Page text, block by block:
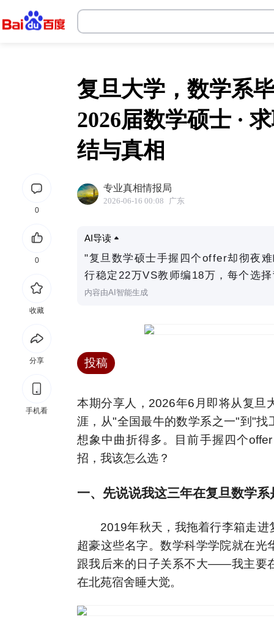
复旦大学，数学系
2026届数学硕士 ·
结与真相
专业真相情报局
2026-06-16 00:08 广东
AI导读
"复旦数学硕士手握四个offer却彻夜
行稳定22万VS教师编18万，每个选
内容由AI智能生成
投稿
本期分享人，2026年6月即将从复旦
涯，从"全国最牛的数学系之一"到"
想象中曲折得多。目前手握四个
招，我该怎么选？
一、先说说我这三年在复旦数学
2019年秋天，我拖着行李箱走
超豪这些名字。数学科学学院就在
跟我后来的日子关系不大——我主要
在北苑宿舍睡大觉。
0
0
收藏
分享
手机看